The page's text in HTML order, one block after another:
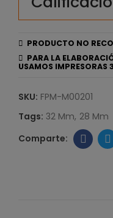
PRODUCTO NO
PARA LA
USAMOS
SKU: FPM-M00201
Tags: 32 Mm 28 Mm